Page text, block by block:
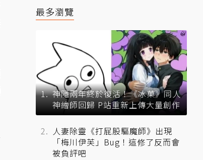
最多瀏覽
神隱兩年終於復活！《冰菓》同人
神繪師回歸 P站重新上傳大量創作
人妻除靈《打屁股驅魔師》出現
「梅川伊芙」Bug！這修了反而會
被負評吧